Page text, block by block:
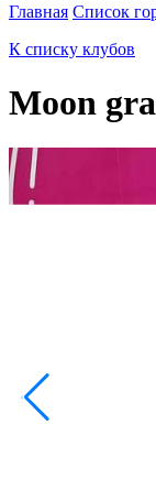
Главная Список
К списку клубов
Moon